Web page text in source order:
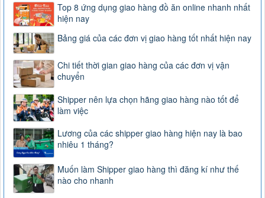
Top 8 ứng dụng giao hàng đồ ăn online nhanh nhất
hiện nay
Bảng giá của các đơn vị giao hàng tốt nhất hiện nay
Chi tiết thời gian giao hàng của các đơn vị vận
chuyển
Shipper nên lựa chọn hãng giao hàng nào tốt để
làm việc
Lương của các shipper giao hàng hiện nay là bao
nhiêu 1 tháng?
Muốn làm Shipper giao hàng thì đăng kí như thế
nào cho nhanh